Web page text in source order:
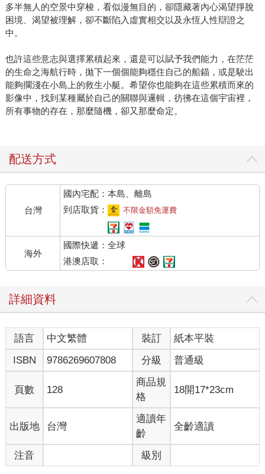
多半無人的空景中穿梭，看似漫無目的，卻隱藏著內心渴望掙脫
困境、渴望被理解，卻不斷陷入虛實相交以及永恆人性辯證之
中。
也許這些意志與選擇累積起來，還是可以賦予我們能力，在茫茫
的生命之海航行時，拋下一個個能夠穩住自己的船錨，或是駛出
能夠擱淺在小島上的救生小艇。希望你也能夠在這些累積而來的
影像中，找到某種屬於自己的關聯與邏輯，彷彿在這個宇宙裡，
所有事物的存在，那麼隨機，卻又那麼命定。
配送方式
台灣
國內宅配：本島、離島
到店取貨：
不限金額免運費
海外
國際快遞：全球
港澳店取：
詳細資料
語言 中文繁體 裝訂
紙本平裝
ISBN
9786269607808 分級 普通級
頁數 128
商品規
格
18開17*23cm
出版地 台灣
適讀年
齡
全齡適讀
注音 級別